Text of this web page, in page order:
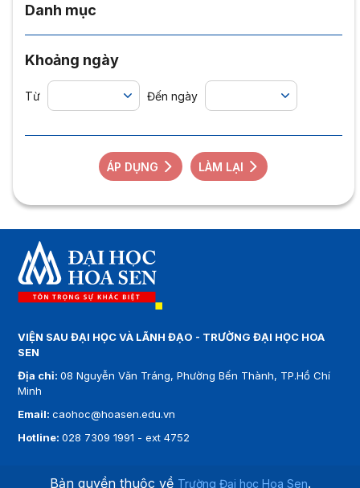
Danh mục
Khoảng ngày
Từ Đến ngày
ÁP DỤNG LÀM LẠI
VIỆN SAU ĐẠI HỌC VÀ LÃNH ĐẠO - TRƯỜNG ĐẠI HỌC HOA
SEN
Địa chỉ:08 Nguyễn Văn Tráng, Phường Bến Thành, TP.Hồ Chí
Minh
Email:caohoc@hoasen.edu.vn
Hotline:028 7309 1991 - ext 4752
Bản quyền thuộc về Trường Đại học Hoa Sen.